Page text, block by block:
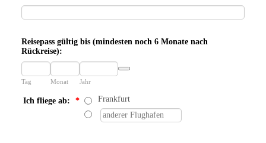
Reisepass gültig bis (mindesten noch 6 Monate nach
Rückreise):
Tag Monat Jahr
Date Picker Icon
Ich fliege ab: * Frankfurt